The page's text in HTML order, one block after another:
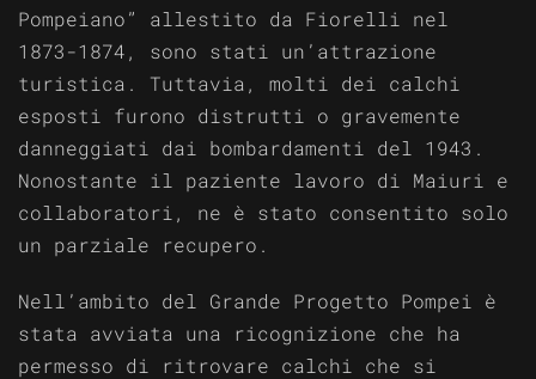
Pompeiano” allestito da Fiorelli nel
1873-1874, sono stati un’attrazione
turistica. Tuttavia, molti dei calchi
esposti furono distrutti o gravemente
danneggiati dai bombardamenti del 1943.
Nonostante il paziente lavoro di Maiuri e
collaboratori, ne è stato consentito solo
un parziale recupero.
Nell’ambito del Grande Progetto Pompei è
stata avviata una ricognizione che ha
permesso di ritrovare calchi che si